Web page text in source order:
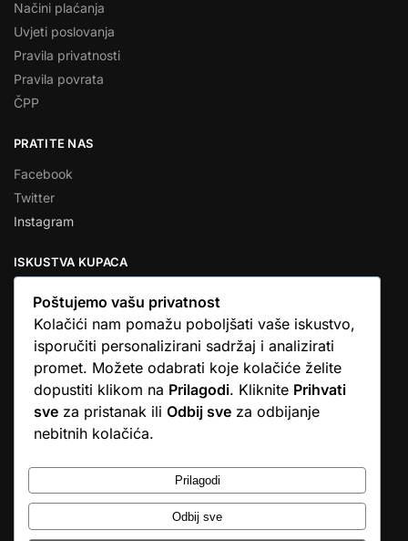
Načini plaćanja
Uvjeti poslovanja
Pravila privatnosti
Pravila povrata
ČPP
PRATITE NAS
Facebook
Twitter
Instagram
ISKUSTVA KUPACA
★★★★★
… Ono što me se dojmilo je ljudski pristup i njihova briga da
dobijem što sam naručio. U većini web shopova nitko vas ne
zove, samo otkažu narudžbu. …
Stjepan D.M.
© Argus elektronika d.o.o.
Poštujemo vašu privatnost
Kolačići nam pomažu poboljšati vaše iskustvo,
isporučiti personalizirani sadržaj i analizirati
promet. Možete odabrati koje kolačiće želite
dopustiti klikom na Prilagodi. Kliknite Prihvati
sve za pristanak ili Odbij sve za odbijanje
nebitnih kolačića.
Prilagodi
Odbij sve